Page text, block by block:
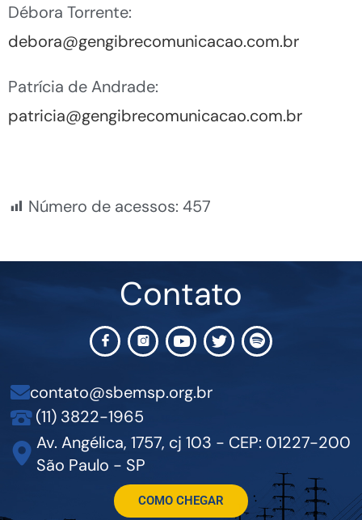
Débora Torrente:
debora@gengibrecomunicacao.com.br
Patrícia de Andrade:
patricia@gengibrecomunicacao.com.br
Número de acessos: 457
Contato
contato@sbemsp.org.br
(11) 3822-1965
Av. Angélica, 1757, cj 103 - CEP: 01227-200
São Paulo - SP
COMO CHEGAR